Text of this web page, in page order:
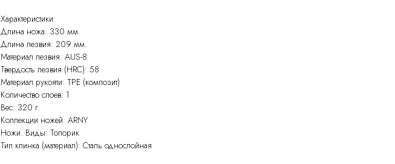
Характеристики:
Длина ножа: 330 мм.
Длина лезвия: 209 мм.
Материал лезвия: AUS-8
Твердость лезвия (HRC): 58
Материал рукояти: TPE (композит)
Количество слоев: 1
Вес: 320 г.
Коллекции ножей: ARNY
Ножи. Виды: Топорик
Тип клинка (материал): Сталь однослойная